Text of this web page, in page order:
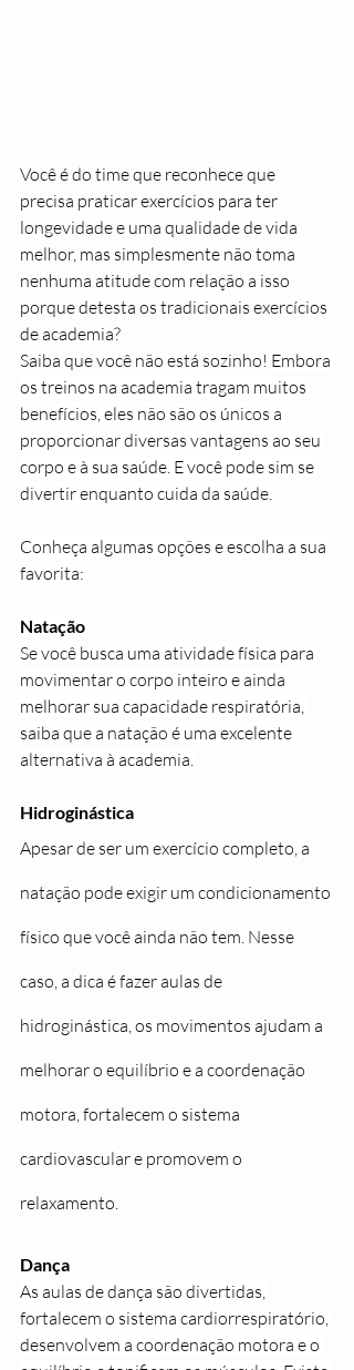
Você é do time que reconhece que
precisa praticar exercícios para ter
longevidade e uma qualidade de vida
melhor, mas simplesmente não toma
nenhuma atitude com relação a isso
porque detesta os tradicionais exercícios
de academia?
Saiba que você não está sozinho! Embora
os treinos na academia tragam muitos
benefícios, eles não são os únicos a
proporcionar diversas vantagens ao seu
corpo e à sua saúde. E você pode sim se
divertir enquanto cuida da saúde.
Conheça algumas opções e escolha a sua
favorita:
Natação
Se você busca uma atividade física para
movimentar o corpo inteiro e ainda
melhorar sua capacidade respiratória,
saiba que a natação é uma excelente
alternativa à academia.
Hidroginástica
Apesar de ser um exercício completo, a
natação pode exigir um condicionamento
físico que você ainda não tem. Nesse
caso, a dica é fazer aulas de
hidroginástica, os movimentos ajudam a
melhorar o equilíbrio e a coordenação
motora, fortalecem o sistema
cardiovascular e promovem o
relaxamento.
Dança
As aulas de dança são divertidas,
fortalecem o sistema cardiorrespiratório,
desenvolvem a coordenação motora e o